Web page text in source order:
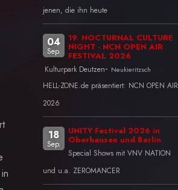
jenen, die ihn heute
04
Sep.
19. NOCTURNAL CULTURE
NIGHT - NCN OPEN AIR
FESTIVAL 2026
Kulturpark Deutzen- Neukieritzsch
HELL-ZONE.de präsentiert: NCN OPEN AIR
2026
18
Sep.
UNITY Festival 2026 in
Oberhausen und Berlin
Special Shows mit VNV NATION
und u.a. ZEROMANCER